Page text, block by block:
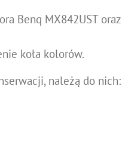
Benq MX842UST
koła kolorów.
należą do nich: